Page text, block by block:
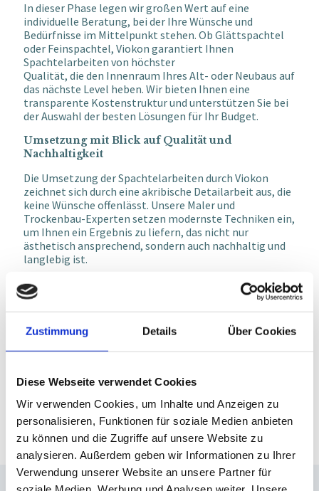
Zustimmung Details Über Cookies
Diese Webseite verwendet Cookies
Wir verwenden Cookies, um Inhalte und Anzeigen zu
personalisieren, Funktionen für soziale Medien anbieten
zu können und die Zugriffe auf unsere Website zu
analysieren. Außerdem geben wir Informationen zu Ihrer
Verwendung unserer Website an unsere Partner für
In dieser Phase legen wir großen Wert auf eine
individuelle Beratung, bei der Ihre Wünsche und
Bedürfnisse im Mittelpunkt stehen. Ob Glättspachtel
oder Feinspachtel, Viokon garantiert Ihnen
Spachtelarbeiten von höchster
Qualität, die den Innenraum Ihres Alt- oder Neubaus auf
das nächste Level heben. Wir bieten Ihnen eine
transparente Kostenstruktur und unterstützen Sie bei
derAuswahl der besten Lösungen für Ihr Budget.
Umsetzung mit Blick auf Qualität und
Nachhaltigkeit
Die Umsetzung der Spachtelarbeiten durch Viokon
zeichnet sich durch eine akribische Detailarbeit aus, die
keine Wünsche offenlässt. Unsere Maler und
Trockenbau-Experten setzen modernste Techniken ein,
um Ihnen ein Ergebnis zu liefern, das nicht nur
ästhetisch ansprechend, sondern auch nachhaltig und
langlebig ist.
Wir bei Viokon verstehen, dass jede Dienstleistung
einzigartig ist, und streben daher nach Perfektion in
jedemProjekt, das wir übernehmen. Durch unsere
langjährige Erfahrung im Bereich Spachtelarbeiten
können wir Ihnen
ein Angebot unterbreiten, das in
puncto Kosten und Qualität überzeugt. Besuchen Sie
bisherigen Projekte zu bekommen und sich von unserer
beraten und erleben Sie einen Service, der Ihre
Erwartungen übertrifft.